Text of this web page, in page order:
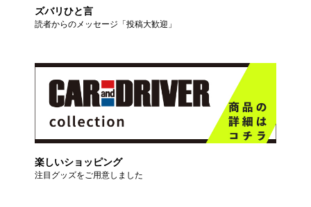
ズバリひと言
読者からのメッセージ「投稿大歓迎」
楽しいショッピング
注目グッズをご用意しました